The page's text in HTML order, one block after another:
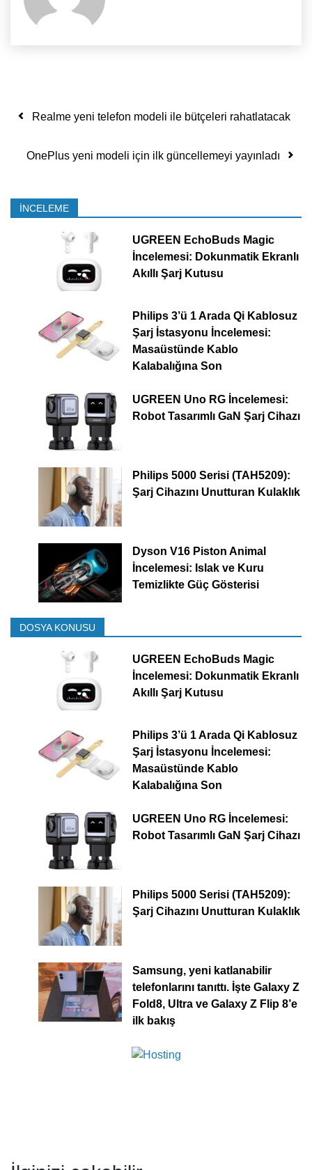
Yazı dolaşımı
Realme yeni telefon modeli ile bütçeleri rahatlatacak
OnePlus yeni modeli için ilk güncellemeyi yayınladı
İNCELEME
UGREEN EchoBuds Magic
İncelemesi: Dokunmatik Ekranlı
Akıllı Şarj Kutusu
Philips 3’ü 1 Arada Qi Kablosuz
Şarj İstasyonu İncelemesi:
Masaüstünde Kablo
Kalabalığına Son
UGREEN Uno RG İncelemesi:
Robot Tasarımlı GaN Şarj Cihazı
Philips 5000 Serisi (TAH5209):
Şarj Cihazını Unutturan Kulaklık
Dyson V16 Piston Animal
İncelemesi: Islak ve Kuru
Temizlikte Güç Gösterisi
DOSYA KONUSU
UGREEN EchoBuds Magic
İncelemesi: Dokunmatik Ekranlı
Akıllı Şarj Kutusu
Philips 3’ü 1 Arada Qi Kablosuz
Şarj İstasyonu İncelemesi:
Masaüstünde Kablo
Kalabalığına Son
UGREEN Uno RG İncelemesi:
Robot Tasarımlı GaN Şarj Cihazı
Philips 5000 Serisi (TAH5209):
Şarj Cihazını Unutturan Kulaklık
Samsung, yeni katlanabilir
telefonlarını tanıttı. İşte Galaxy Z
Fold8, Ultra ve Galaxy Z Flip 8’e
ilk bakış